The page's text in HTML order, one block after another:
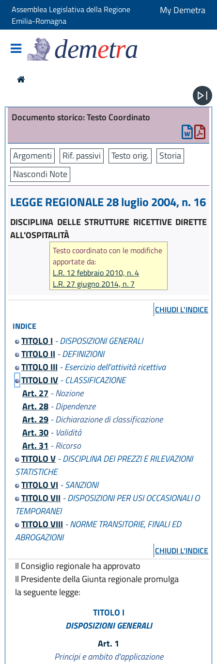
Assemblea Legislativa della Regione
Emilia-Romagna
My Demetra
demetra
Documento storico: Testo Coordinato
Argomenti Rif. passivi Testo orig.
Storia
Nascondi Note
LEGGE REGIONALE 28 luglio 2004, n. 16
DISCIPLINA DELLE STRUTTURE RICETTIVE DIRETTE
ALL'OSPITALITÀ
Testo coordinato con le modifiche
apportate da:
L.R. 12 febbraio 2010, n. 4
L.R. 27 giugno 2014, n. 7
CHIUDI L'INDICE
INDICE
TITOLO I - DISPOSIZIONI GENERALI
TITOLO II - DEFINIZIONI
TITOLO III - Esercizio dell'attività ricettiva
TITOLO IV- CLASSIFICAZIONE
Art. 27 - Nozione
Art. 28 - Dipendenze
Art. 29 - Dichiarazione di classificazione
Art. 30 - Validità
Art. 31 - Ricorso
TITOLO V- DISCIPLINA DEI PREZZI E RILEVAZIONI
STATISTICHE
TITOLO VI - SANZIONI
TITOLO VII - DISPOSIZIONI PER USI OCCASIONALI O
TEMPORANEI
TITOLO VIII - NORME TRANSITORIE, FINALI ED
ABROGAZIONI
CHIUDI L'INDICE
Il Consiglio regionale ha approvato
Il Presidente della Giunta regionale promulga
la seguente legge:
TITOLO I
DISPOSIZIONI GENERALI
Art. 1
Principi e ambito d'applicazione